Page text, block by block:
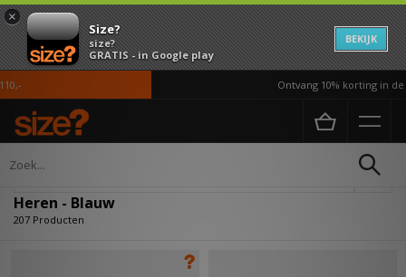
×
Size?
size?
GRATIS - in Google play
BEKIJK
Ontvang 10% korting in de APP*
Home Heren
Heren - Blauw
207 Producten